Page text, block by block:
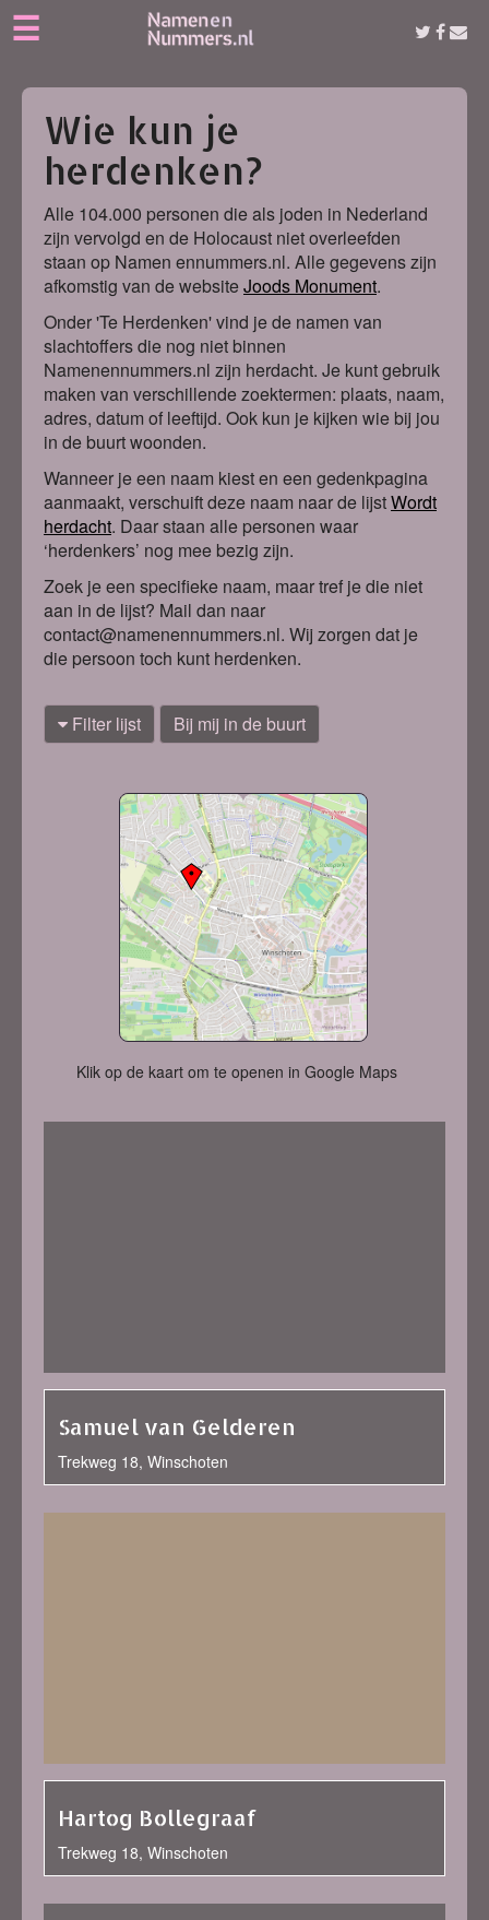
☰
Wie kun je
herdenken?
Alle 104.000 personen die als joden in Nederland
zijn vervolgd en de Holocaust niet overleefden
staan op Namen ennummers.nl. Alle gegevens zijn
afkomstig van de websiteJoods Monument.
Onder 'Te Herdenken' vind je de namen van
slachtoffers die nog niet binnen
Namenennummers.nl zijn herdacht. Je kunt gebruik
maken van verschillende zoektermen: plaats, naam,
adres, datum of leeftijd. Ook kun je kijken wie bij jou
in de buurt woonden.
Wanneer je een naam kiest en een gedenkpagina
aanmaakt, verschuift deze naam naar de lijstWordt
herdacht. Daar staan alle personen waar
‘herdenkers’ nog mee bezig zijn.
Zoek je een specifieke naam, maar tref je die niet
aan in de lijst? Mail dan naar
contact@namenennummers.nl. Wij zorgen dat je
die persoon toch kunt herdenken.
Filter lijst Bij mij in de buurt
Klik op de kaart om te openen in Google Maps
Samuel van Gelderen
Trekweg 18, Winschoten
Hartog Bollegraaf
Trekweg 18, Winschoten